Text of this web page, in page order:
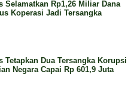
Selamatkan Rp1,26 Miliar Dana
Koperasi Jadi Tersangka
Tetapkan Dua Tersangka Korupsi
Negara Capai Rp 601,9 Juta